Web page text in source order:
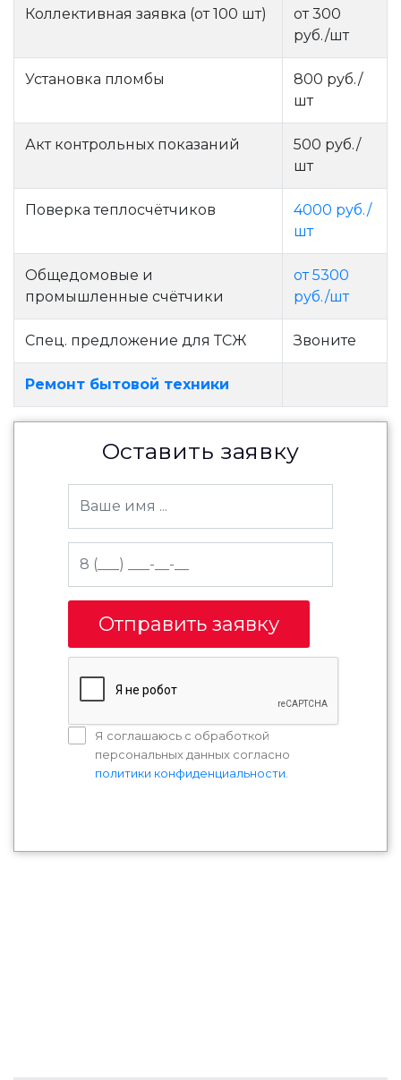
Коллективная заявка (от 100 шт)
от 300
руб./шт
Установка пломбы
800 руб./
шт
Акт контрольных показаний
500 руб./
шт
Поверка теплосчётчиков
4000 руб./
шт
Общедомовые и
промышленные счётчики
от 5300
руб./шт
Спец. предложение для ТСЖ Звоните
Ремонт бытовой техники
Оставить заявку
Отправить заявку
Я соглашаюсь с обработкой
персональных данных согласно
политики конфиденциальности